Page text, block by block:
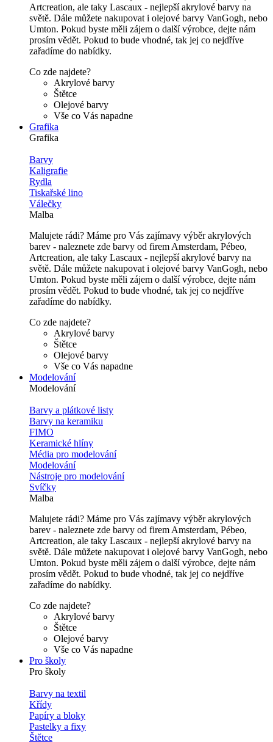
Artcreation, ale taky Lascaux - nejlepší akrylové barvy na
světě. Dále můžete nakupovat i olejové barvy VanGogh, nebo
Umton. Pokud byste měli zájem o další výrobce, dejte nám
prosím vědět. Pokud to bude vhodné, tak jej co nejdříve
zařadíme do nabídky.
Co zde najdete?
Akrylové barvy
Štětce
Olejové barvy
Vše co Vás napadne
Grafika
Grafika
Barvy
Kaligrafie
Rydla
Tiskařské lino
Válečky
Malba
Malujete rádi? Máme pro Vás zajímavy výběr akrylových
barev - naleznete zde barvy od firem Amsterdam, Pébeo,
Artcreation, ale taky Lascaux - nejlepší akrylové barvy na
světě. Dále můžete nakupovat i olejové barvy VanGogh, nebo
Umton. Pokud byste měli zájem o další výrobce, dejte nám
prosím vědět. Pokud to bude vhodné, tak jej co nejdříve
zařadíme do nabídky.
Co zde najdete?
Akrylové barvy
Štětce
Olejové barvy
Vše co Vás napadne
Modelování
Modelování
Barvy a plátkové listy
Barvy na keramiku
FIMO
Keramické hlíny
Média pro modelování
Modelování
Nástroje pro modelování
Svíčky
Malba
Malujete rádi? Máme pro Vás zajímavy výběr akrylových
barev - naleznete zde barvy od firem Amsterdam, Pébeo,
Artcreation, ale taky Lascaux - nejlepší akrylové barvy na
světě. Dále můžete nakupovat i olejové barvy VanGogh, nebo
Umton. Pokud byste měli zájem o další výrobce, dejte nám
prosím vědět. Pokud to bude vhodné, tak jej co nejdříve
zařadíme do nabídky.
Co zde najdete?
Akrylové barvy
Štětce
Olejové barvy
Vše co Vás napadne
Pro školy
Pro školy
Barvy na textil
Křídy
Papíry a bloky
Pastelky a fixy
Štětce